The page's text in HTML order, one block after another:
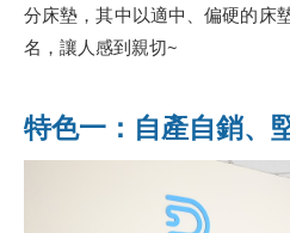
分床墊，其中以適中、偏硬的床
名，讓人感到親切~
特色一：自產自銷、